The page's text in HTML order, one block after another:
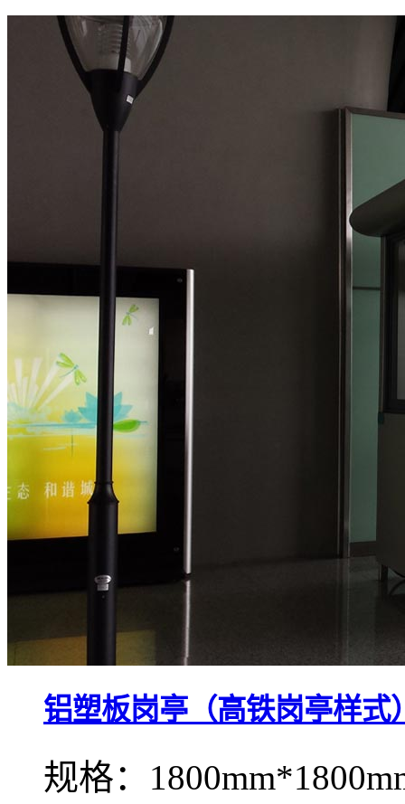
铝塑板岗亭（高铁岗亭样式
规格：